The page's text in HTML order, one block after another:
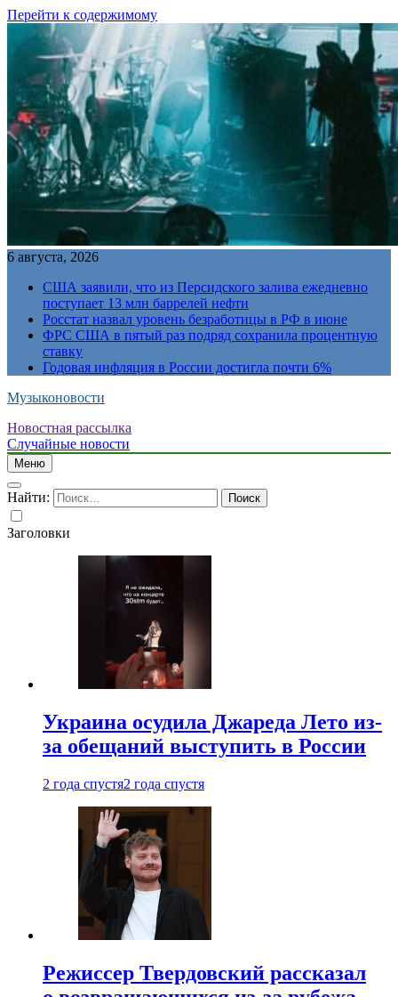
Перейти к содержимому
6 августа, 2026
США заявили, что из Персидского залива ежедневно
поступает 13 млн баррелей нефти
Росстат назвал уровень безработицы в РФ в июне
ФРС США в пятый раз подряд сохранила процентную
ставку
Годовая инфляция в России достигла почти 6%
Музыконовости
Новостная рассылка
Случайные новости
Меню
Найти:
Заголовки
Украина осудила Джареда Лето из-
за обещаний выступить в России
2 года спустя2 года спустя
Режиссер Твердовский рассказал